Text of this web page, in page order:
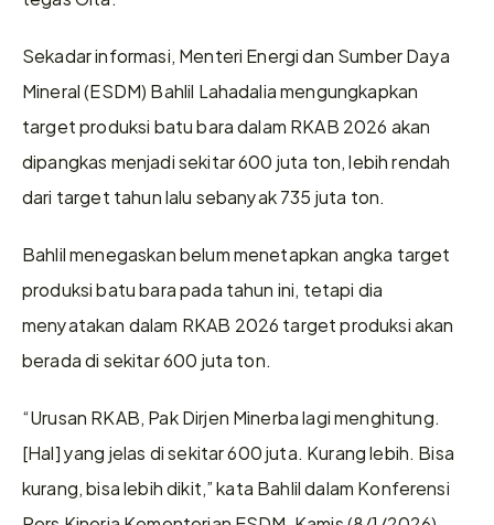
Sekadar informasi, Menteri Energi dan Sumber Daya
Mineral (ESDM) Bahlil Lahadalia mengungkapkan
target produksi batu bara dalam RKAB 2026 akan
dipangkas menjadi sekitar 600 juta ton, lebih rendah
dari target tahun lalu sebanyak 735 juta ton.
Bahlil menegaskan belum menetapkan angka target
produksi batu bara pada tahun ini, tetapi dia
menyatakan dalam RKAB 2026 target produksi akan
berada di sekitar 600 juta ton.
“Urusan RKAB, Pak Dirjen Minerba lagi menghitung.
[Hal] yang jelas di sekitar 600 juta. Kurang lebih. Bisa
kurang, bisa lebih dikit,” kata Bahlil dalam Konferensi